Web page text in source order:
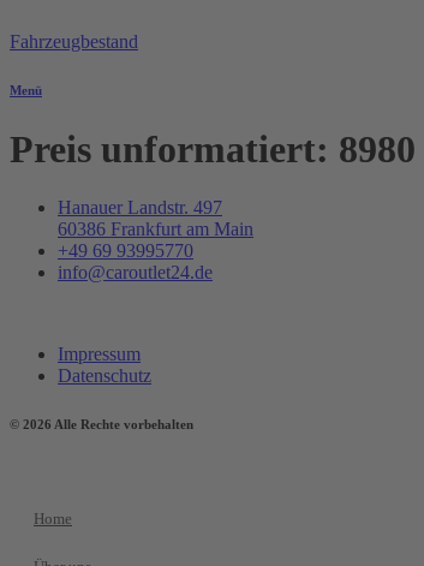
Inhalt
Fahrzeugbestand
Menü
Preis unformatiert: 8980
Hanauer Landstr. 497
60386 Frankfurt am Main
+49 69 93995770
info@caroutlet24.de
Impressum
Datenschutz
© 2026 Alle Rechte vorbehalten
Home